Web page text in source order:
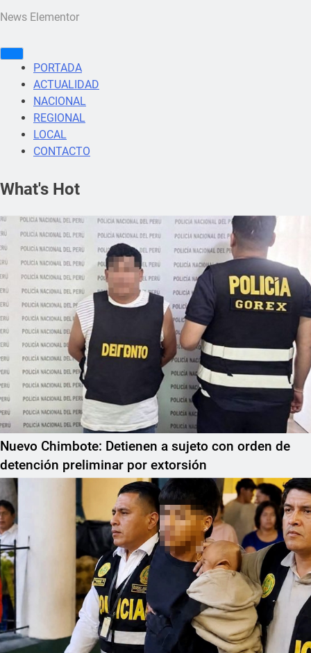
News Elementor
PORTADA
ACTUALIDAD
NACIONAL
REGIONAL
LOCAL
CONTACTO
What's Hot
Nuevo Chimbote: Detienen a sujeto con orden de
detención preliminar por extorsión